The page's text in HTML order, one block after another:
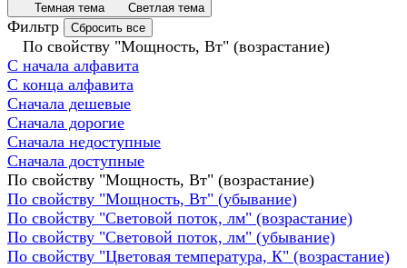
Темная тема Светлая тема
Фильтр Сбросить все
По свойству "Мощность, Вт" (возрастание)
С начала алфавита
С конца алфавита
Сначала дешевые
Сначала дорогие
Сначала недоступные
Сначала доступные
По свойству "Мощность, Вт" (возрастание)
По свойству "Мощность, Вт" (убывание)
По свойству "Световой поток, лм" (возрастание)
По свойству "Световой поток, лм" (убывание)
По свойству "Цветовая температура, К" (возрастание)